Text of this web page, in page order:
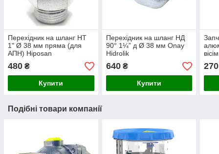
Перехідник на шланг НТ
1" Ø 38 мм пряма (для
АПН) Hiposan
480 ₴
Купити
Перехідник на шланг НД
90° 1¼” д Ø 38 мм Onay
Hidrolik
640₴
Купити
270
Подібні товари компанії